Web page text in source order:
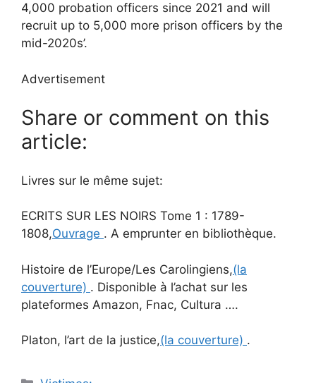
4,000 probation officers since 2021 and will
recruit up to 5,000 more prison officers by the
mid-2020s’.
Advertisement
Share or comment on this
article:
Livres sur le même sujet:
ECRITS SUR LES NOIRS Tome 1 : 1789-
1808,Ouvrage . A emprunter en bibliothèque.
Histoire de l’Europe/Les Carolingiens,(la
couverture) . Disponible à l’achat sur les
plateformes Amazon, Fnac, Cultura ….
Platon, l’art de la justice,(la couverture) .